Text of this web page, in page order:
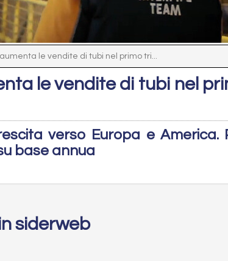
le vendite di tubi nel primo tri...
le vendite di tubi nel
verso Europa e America.
base annua
siderweb